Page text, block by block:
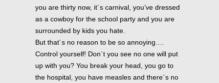
you are thirty now, it´s carnival, you’ve dressed
as a cowboy for the school party and you are
surrounded by kids you hate.
But that´s no reason to be so annoying….
Control yourself! Don´t you see no one will put
up with you? You break your head, you go to
the hospital, you have measles and there´s no